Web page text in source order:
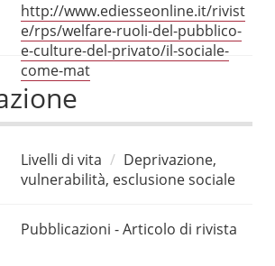
http://www.ediesseonline.it/rivist
e/rps/welfare-ruoli-del-pubblico-
e-culture-del-privato/il-sociale-
come-mat
Livelli di vita
Deprivazione,
vulnerabilità, esclusione sociale
Pubblicazioni - Articolo di rivista